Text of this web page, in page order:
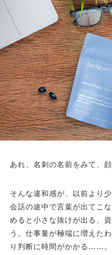
あれ、名刺の名前をみて、
そんな違和感が、以前より
会話の途中で言葉が出てこ
めると小さな抜けが出る、
う。仕事量が極端に増えた
り判断に時間がかかる……